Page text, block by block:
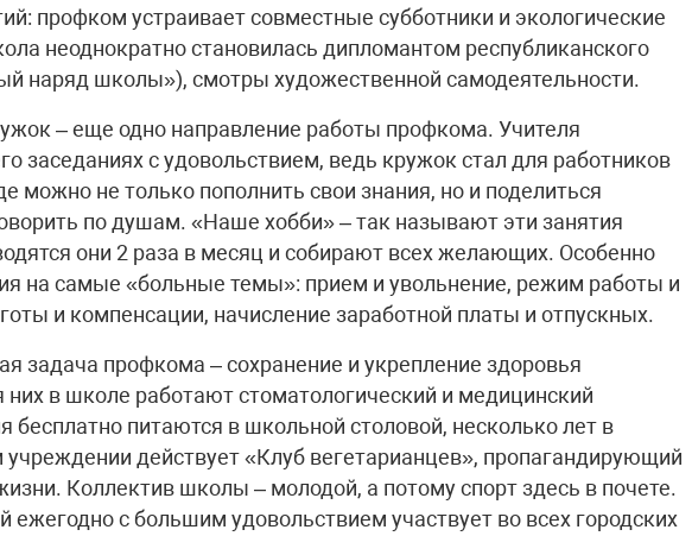
профком устраивает совместные субботники и экологические
неоднократно становилась дипломантом республиканского
наряд школы»), смотры художественной самодеятельности.
– еще одно направление работы профкома. Учителя
заседаниях с удовольствием, ведь кружок стал для работников
можно не только пополнить свои знания, но и поделиться
по душам. «Наше хобби» – так называют эти занятия
они 2 раза в месяц и собирают всех желающих. Особенно
на самые «больные темы»: прием и увольнение, режим работы и
и компенсации, начисление заработной платы и отпускных.
задача профкома – сохранение и укрепление здоровья
них в школе работают стоматологический и медицинский
бесплатно питаются в школьной столовой, несколько лет в
учреждении действует «Клуб вегетарианцев», пропагандирующий
Коллектив школы – молодой, а потому спорт здесь в почете.
ежегодно с большим удовольствием участвует во всех городских